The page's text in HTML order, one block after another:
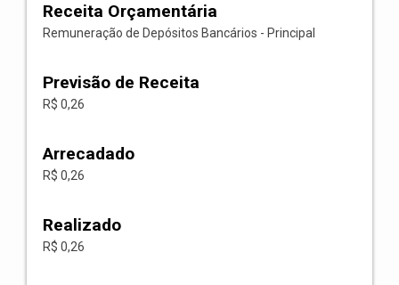
Receita Orçamentária
Remuneração de Depósitos Bancários - Principal
Previsão de Receita
R$ 0,26
Arrecadado
R$ 0,26
Realizado
R$ 0,26